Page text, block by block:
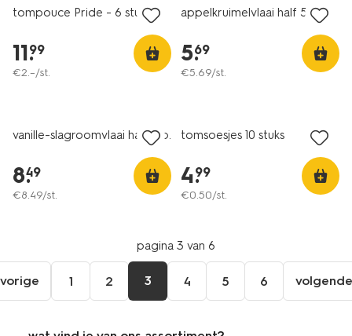
tompouce Pride - 6 stuks
11.
99
€2.–/st.
appelkruimelvlaai half 5 p.
5.
69
€5.69/st.
vanille-slagroomvlaai half 5 p.
8.
49
€8.49/st.
tomsoesjes 10 stuks
4.
99
€0.50/st.
pagina 3 van 6
ga
naar
vorige 1 2 3 4 5 6 volgende